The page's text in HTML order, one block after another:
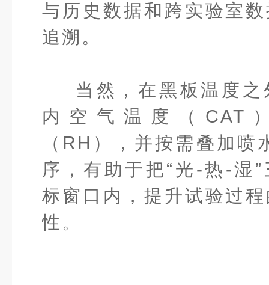
与历史数据和跨实验室
追溯。
当然，在黑板温度
内空气温度（CAT
（RH），并按需叠加喷
序，有助于把“光-热-湿
标窗口内，提升试验过
性。